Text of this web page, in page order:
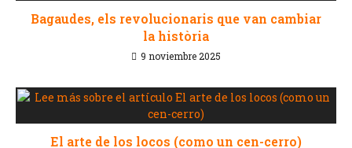
Bagaudes, els revolucionaris que van cambiar
la història
9 noviembre 2025
El arte de los locos (como un cen-cerro)